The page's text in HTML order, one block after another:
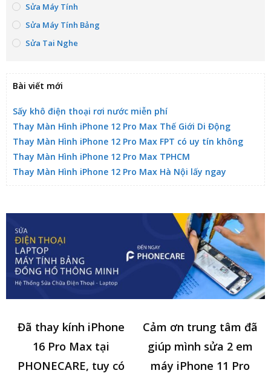
Sửa Máy Tính
Sửa Máy Tính Bảng
Sửa Tai Nghe
Bài viết mới
Sấy khô điện thoại rơi nước miễn phí
Thay Màn Hình iPhone 12 Pro Max Thế Giới Di Động
Thay Màn Hình iPhone 12 Pro Max FPT có uy tín không
Thay Màn Hình iPhone 12 Pro Max TPHCM
Thay Màn Hình iPhone 12 Pro Max Hà Nội lấy ngay
Đã thay kính iPhone
16 Pro Max tại
PHONECARE, tuy có
Cảm ơn trung tâm đã
giúp mình sửa 2 em
máy iPhone 11 Pro